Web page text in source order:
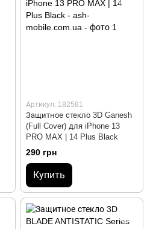
Артикул: 182581
Защитное стекло 3D Ganesh
(Full Cover) для iPhone 13
PRO MAX | 14 Plus Black
290 грн
Купить